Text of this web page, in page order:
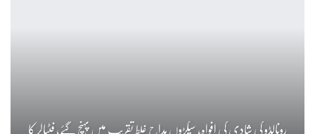
رونالڈو کی شادی کی افواہ، سیکڑوں مداح غلط تقریب میں پہنچ گئے، فٹبالر کا